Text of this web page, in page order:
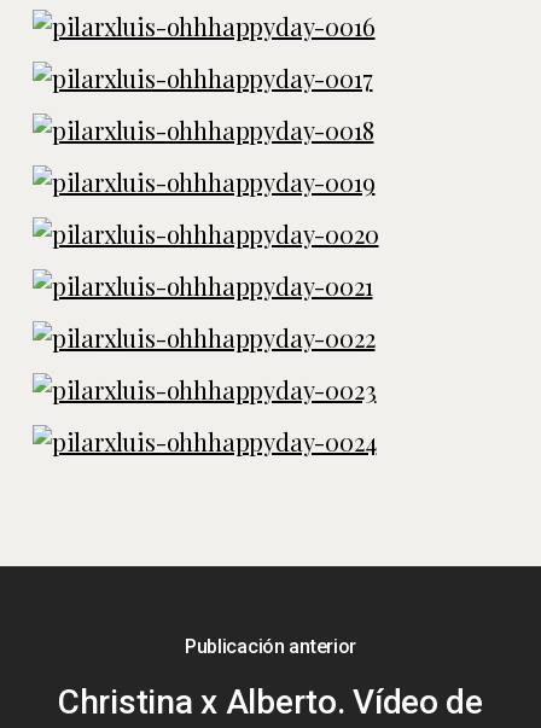
Publicación anterior
Christina x Alberto. Vídeo de